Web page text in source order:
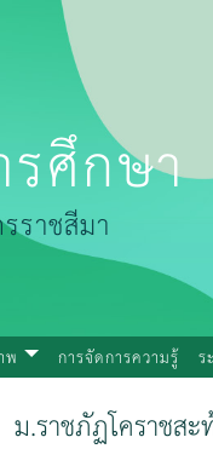
ศึกษา
ราชสีมา
พ การจัดการความรู้ ร
ม.ราชภัฏโคราชส